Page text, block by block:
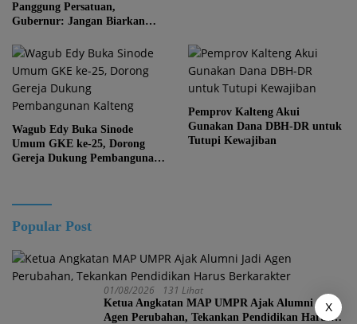
Panggung Persatuan,
Gubernur: Jangan Biarkan
Kalteng
Wagub Edy Buka Sinode
Umum GKE ke-25, Dorong
Gereja Dukung Pembangunan
Pemprov Kalteng Akui
Gunakan Dana DBH-DR untuk
Tutupi Kewajiban
Popular Post
01/08/2026 131 Lihat
Ketua Angkatan MAP UMPR Ajak Alumni Jadi
Agen Perubahan, Tekankan Pendidikan Harus
X